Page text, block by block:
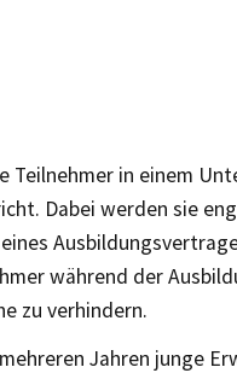
Teilnehmer in einem
Dabei werden sie
während der
zu verhindern.
Jahren junge